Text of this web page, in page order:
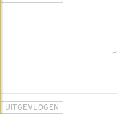
UITGEVLOGEN